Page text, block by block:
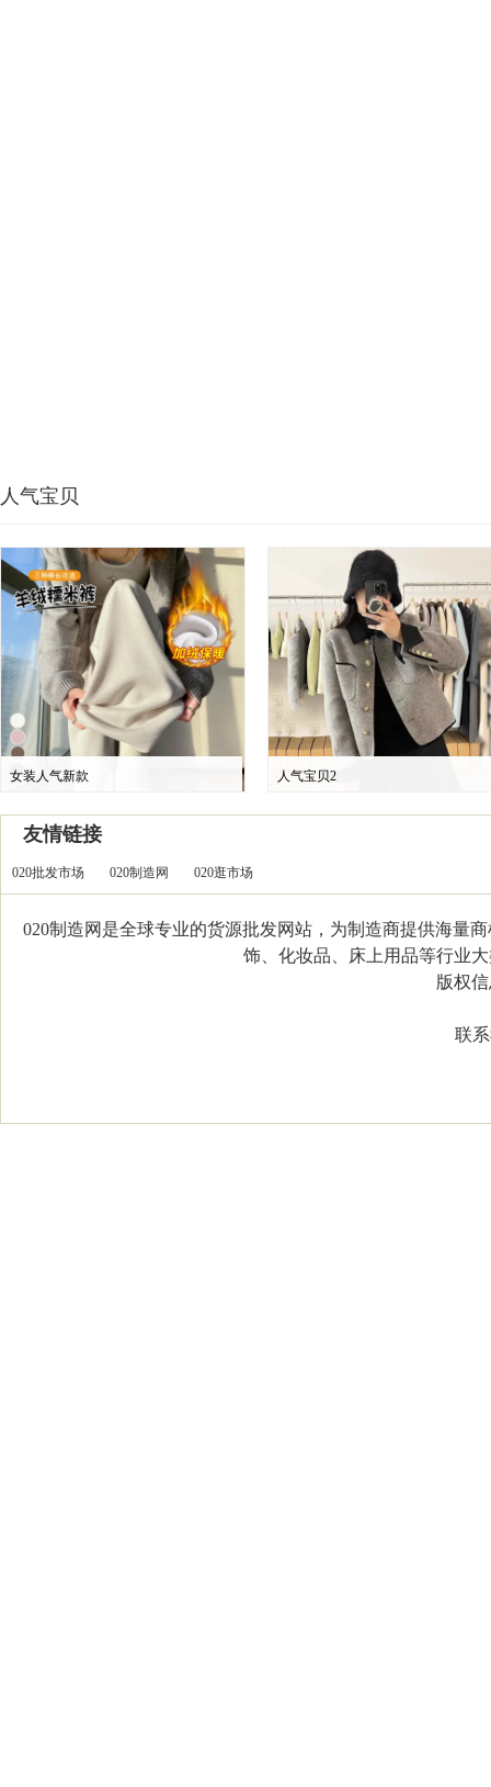
人气宝贝
女装人气新款 人气宝贝2
友情链接
020批发市场 020制造网 020逛市场
020制造网是全球专业的货源批发网站，为制造商提供海量
饰、化妆品、床上用品等行业
版权信
联